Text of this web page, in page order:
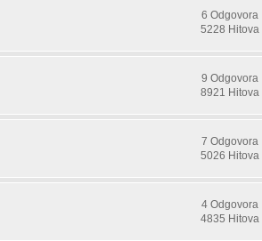
6 Odgovora
5228 Hitova
9 Odgovora
8921 Hitova
7 Odgovora
5026 Hitova
4 Odgovora
4835 Hitova